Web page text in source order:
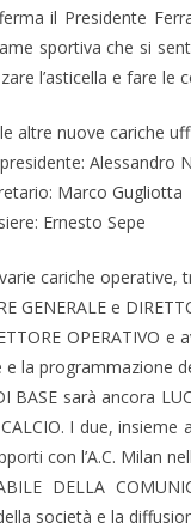
il Presidente
sportiva che si
l’asticella e fare le
altre nuove cariche
Alessandro
Marco Gugliotta
Ernesto Sepe
cariche operative,
GENERALE e
OPERATIVO
e la programmazione
BASE sarà ancora
I due,
con l’A.C. Milan
DELLA
società e la